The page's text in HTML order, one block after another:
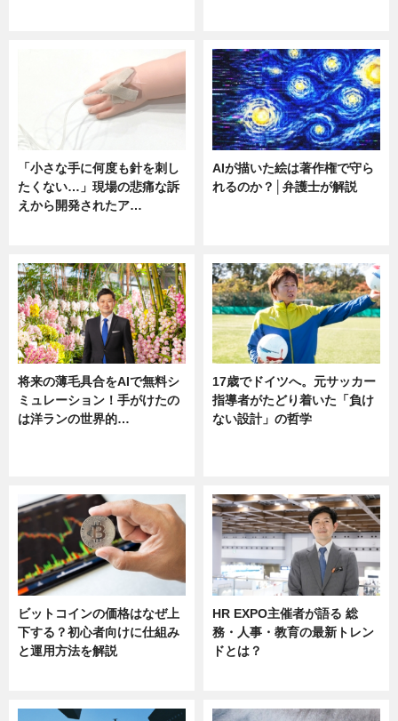
「小さな手に何度も針を刺し
たくない…」現場の悲痛な訴
えから開発されたア…
AIが描いた絵は著作権で守ら
れるのか？│弁護士が解説
将来の薄毛具合をAIで無料シ
ミュレーション！手がけたの
は洋ランの世界的…
17歳でドイツへ。元サッカー
指導者がたどり着いた「負け
ない設計」の哲学
ビットコインの価格はなぜ上
下する？初心者向けに仕組み
と運用方法を解説
HR EXPO主催者が語る 総
務・人事・教育の最新トレン
ドとは？